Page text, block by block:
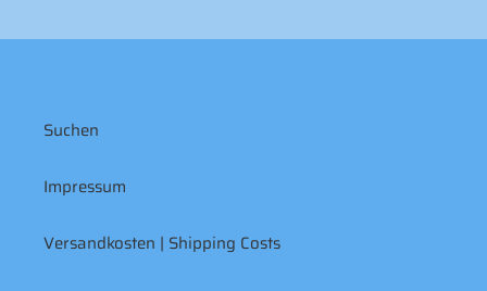
Suchen
Impressum
Versandkosten | Shipping Costs